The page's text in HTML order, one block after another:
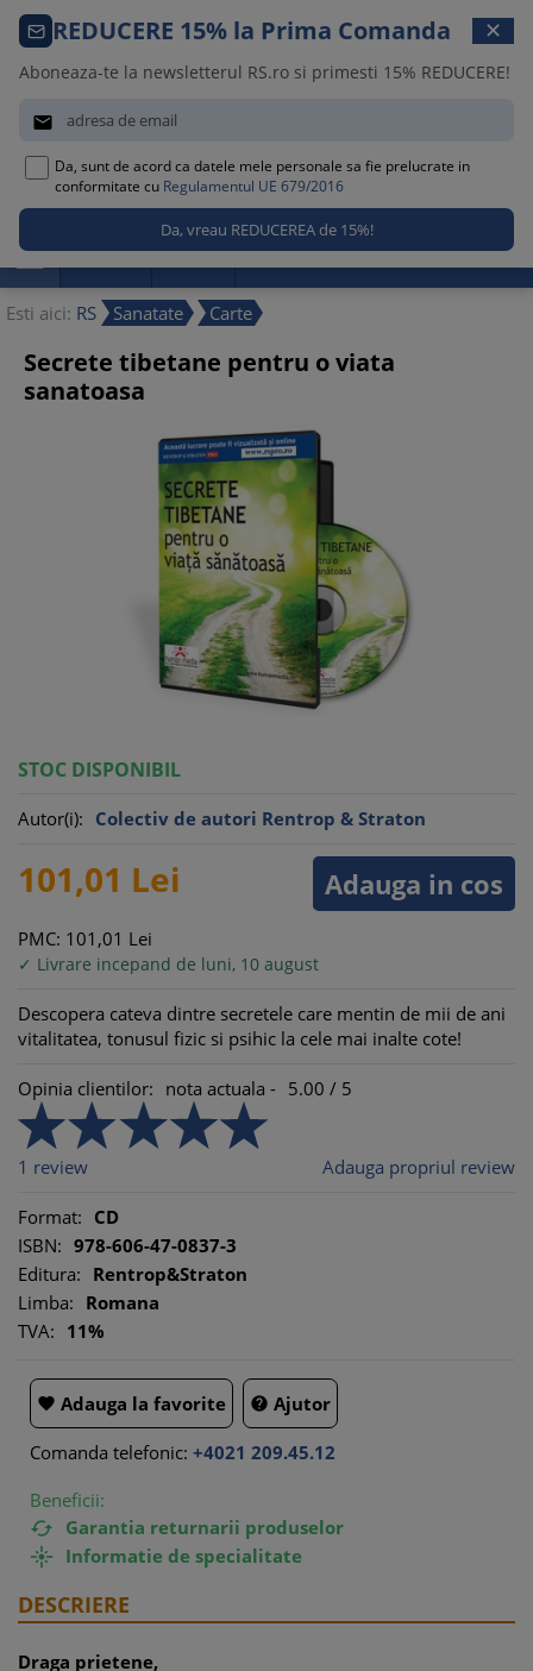
Comanda telefonica · 021 209 45 12

 Promotii Noutati Reduceri
Esti aici: RS Sanatate Carte
REDUCERE 15% la Prima Comanda ✕
Aboneaza-te la newsletterul RS.ro si primesti 15% REDUCERE!

Da, sunt de acord ca datele mele personale sa fie prelucrate in
conformitate cu Regulamentul UE 679/2016
Secrete tibetane pentru o viata
sanatoasa
STOC DISPONIBIL
Autor(i): Colectiv de autori Rentrop & Straton
Adauga in cos
101,01 Lei
PMC: 101,01 Lei
✓ Livrare incepand de luni, 10 august
Descopera cateva dintre secretele care mentin de mii de ani
vitalitatea, tonusul fizic si psihic la cele mai inalte cote!
Opinia clientilor: nota actuala - 5.00 / 5
1 review Adauga propriul review
Format: CD
ISBN: 978-606-47-0837-3
Editura: Rentrop&Straton
Limba: Romana
TVA: 11%
 Adauga la favorite  Ajutor
Comanda telefonic: +4021 209.45.12
Beneficii:
 Garantia returnarii produselor
 Informatie de specialitate
DESCRIERE
Draga prietene,